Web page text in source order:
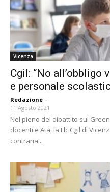
Vicenza
Cgil: “No all’obbligo
e personale
Redazione -
11 Agosto 2021
Nel pieno del dibattito sul
docenti e Ata, la Flc Cgil di
contraria...